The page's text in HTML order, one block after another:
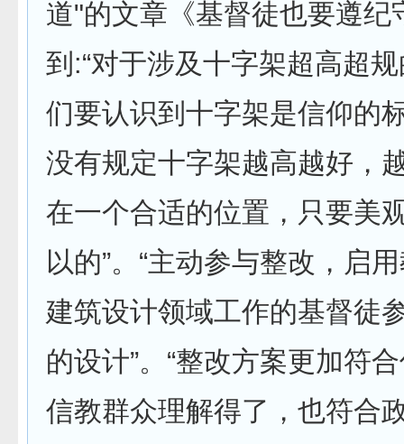
道"的文章《基督徒也要遵纪
到:“对于涉及十字架超高超
们要认识到十字架是信仰的
没有规定十字架越高越好，
在一个合适的位置，只要美
以的”。“主动参与整改，启
建筑设计领域工作的基督徒
的设计”。“整改方案更加符
信教群众理解得了，也符合